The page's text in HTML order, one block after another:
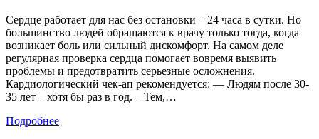
Сердце работает для нас без остановки – 24 часа в сутки. Но
большинство людей обращаются к врачу только тогда, когда
возникает боль или сильный дискомфорт. На самом деле
регулярная проверка сердца помогает вовремя выявить
проблемы и предотвратить серьезные осложнения.
Кардиологический чек-ап рекомендуется: — Людям после 30-
35 лет – хотя бы раз в год. – Тем,…
Подробнее